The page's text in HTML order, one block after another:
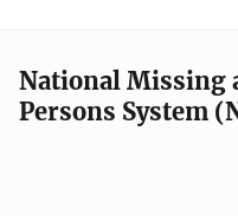
National Missing
Persons System